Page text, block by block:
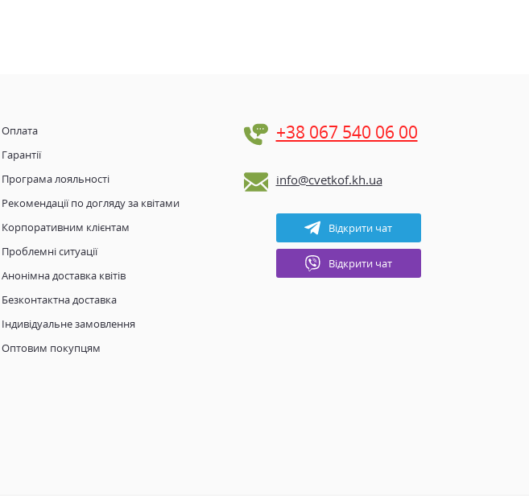
Оплата
Гарантії
Програма лояльності
Рекомендації по догляду за квітами
Корпоративним клієнтам
Проблемні ситуації
Анонімна доставка квітів
Безконтактна доставка
Індивідуальне замовлення
Оптовим покупцям
+38 067 540 06 00
info@cvetkof.kh.ua
Відкрити чат
Відкрити чат